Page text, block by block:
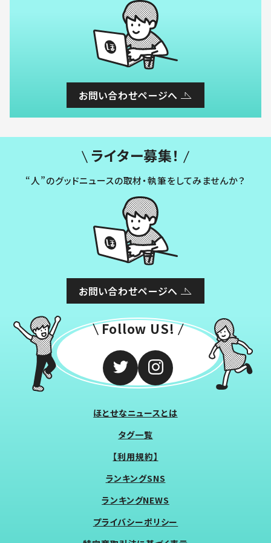
お問い合わせページへ
ライター募集！
“人”のグッドニュースの取材・執筆をしてみませんか？
お問い合わせページへ
Follow US!
ほとせなニュースとは
タグ一覧
【利用規約】
ランキングSNS
ランキングNEWS
プライバシーポリシー